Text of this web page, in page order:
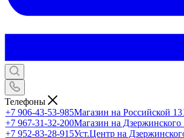
Телефоны
+7 906-43-53-985Магазин на Российской
+7 967-31-32-200Магазин на Дзержинского
+7 952-83-28-915Уст.Центр на